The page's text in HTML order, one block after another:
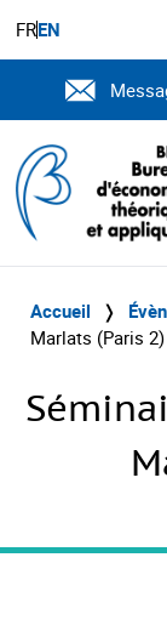
FREN
Accueil ❭
Marlats (Paris 2)